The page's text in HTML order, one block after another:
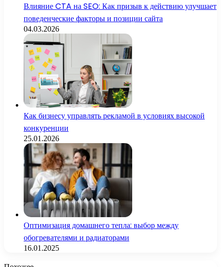
Влияние CTA на SEO: Как призыв к действию улучшает
поведенческие факторы и позиции сайта
04.03.2026
Как бизнесу управлять рекламой в условиях высокой
конкуренции
25.01.2026
Оптимизация домашнего тепла: выбор между
обогревателями и радиаторами
16.01.2025